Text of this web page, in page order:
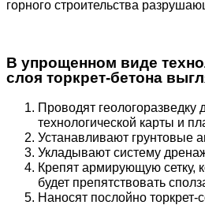
горного строительства
В упрощенном виде
слоя торкрет-бетона
Проводят геологоразведку
технологической карты и
Устанавливают грунтовые
Укладывают систему
Крепят армирующую сетку,
будет препятствовать
Наносят послойно торкрет-